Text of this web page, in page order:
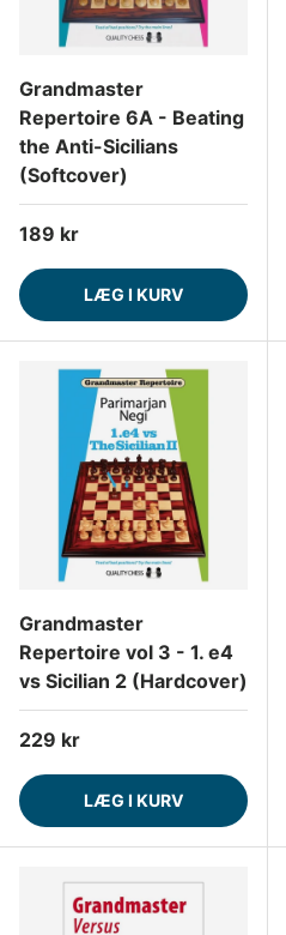
Grandmaster
Repertoire 6A - Beating
the Anti-Sicilians
(Softcover)
Normalpris
189 kr
LÆG I KURV
Grandmaster
Repertoire vol 3 - 1. e4
vs Sicilian 2 (Hardcover)
Normalpris
229 kr
LÆG I KURV